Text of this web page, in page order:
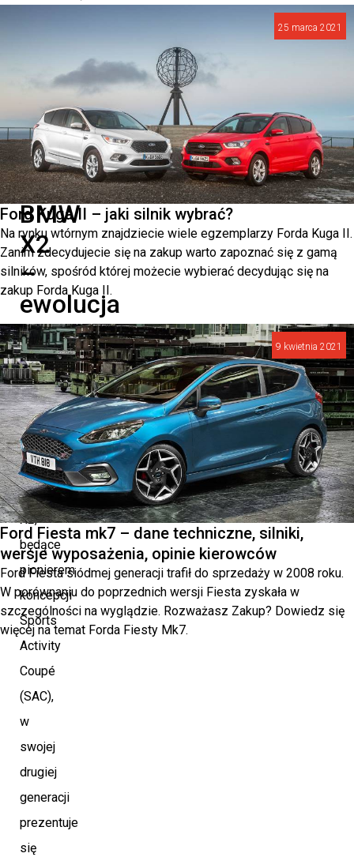
motoryzacji
całym
świecie.
Nowe
BMW
X2
–
ewolucja
w
segmencie
kompaktowych
samochodów
premium
BMW
X2,
będące
pionierem
koncepcji
Sports
Activity
Coupé
(SAC),
w
swojej
drugiej
generacji
prezentuje
się
25 marca 2021
Ford Kuga II – jaki silnik wybrać?
Na rynku wtórnym znajdziecie wiele egzemplarzy Forda Kuga II.
Zanim zdecydujecie się na zakup warto zapoznać się z gamą
silników, spośród której możecie wybierać decydując się na
zakup Forda Kuga II.
9 kwietnia 2021
Ford Fiesta mk7 – dane techniczne, silniki,
wersje wyposażenia, opinie kierowców
Ford Fiesta siódmej generacji trafił do sprzedaży w 2008 roku.
W porównaniu do poprzednich wersji Fiesta zyskała w
szczególności na wyglądzie. Rozważasz Zakup? Dowiedz się
więcej na temat Forda Fiesty Mk7.